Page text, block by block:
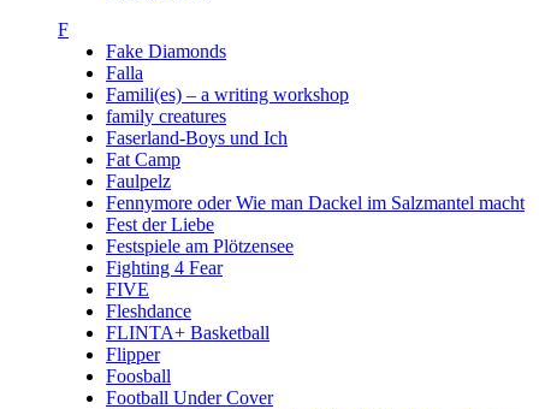
F
Fake Diamonds
Falla
Famili(es) – a writing workshop
family creatures
Faserland-Boys und Ich
Fat Camp
Faulpelz
Fennymore oder Wie man Dackel im Salzmantel macht
Fest der Liebe
Festspiele am Plötzensee
Fighting 4 Fear
FIVE
Fleshdance
FLINTA+ Basketball
Flipper
Foosball
Football Under Cover